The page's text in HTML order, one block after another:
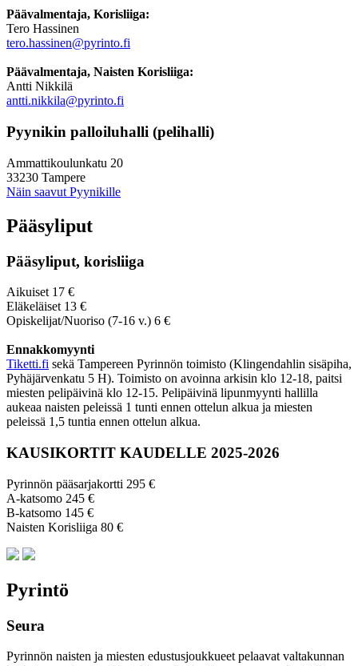
Päävalmentaja, Korisliiga:
Tero Hassinen
tero.hassinen@pyrinto.fi
Päävalmentaja, Naisten Korisliiga:
Antti Nikkilä
antti.nikkila@pyrinto.fi
Pyynikin palloiluhalli (pelihalli)
Ammattikoulunkatu 20
33230 Tampere
Näin saavut Pyynikille
Pääsyliput
Pääsyliput, korisliiga
Aikuiset 17 €
Eläkeläiset 13 €
Opiskelijat/Nuoriso (7-16 v.) 6 €
Ennakkomyynti
Tiketti.fi sekä Tampereen Pyrinnön toimisto (Klingendahlin sisäpiha,
Pyhäjärvenkatu 5 H). Toimisto on avoinna arkisin klo 12-18, paitsi
miesten pelipäivinä klo 12-15. Pelipäivinä lipunmyynti hallilla
aukeaa naisten peleissä 1 tunti ennen ottelun alkua ja miesten
peleissä 1,5 tuntia ennen ottelun alkua.
KAUSIKORTIT KAUDELLE 2025-2026
Pyrinnön pääsarjakortti 295 €
A-katsomo 245 €
B-katsomo 145 €
Naisten Korisliiga 80 €
Pyrintö
Seura
Pyrinnön naisten ja miesten edustusjoukkueet pelaavat valtakunnan